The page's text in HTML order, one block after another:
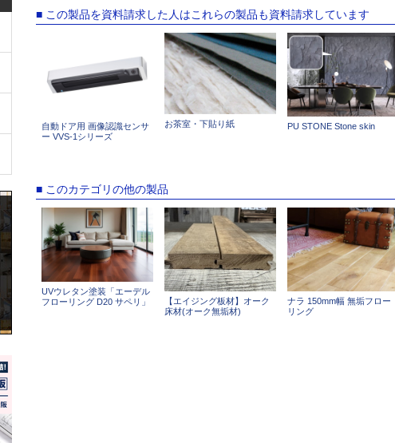
■ この製品を資料請求した人はこれらの製品も資料請求しています
自動ドア用 画像認識センサ
ー VVS-1シリーズ
お茶室・下貼り紙 PU STONE Stone skin
■ このカテゴリの他の製品
UVウレタン塗装「エーデル
フローリング D20 サペリ」
【エイジング板材】オーク
床材(オーク無垢材)
ナラ 150mm幅 無垢フロー
リング